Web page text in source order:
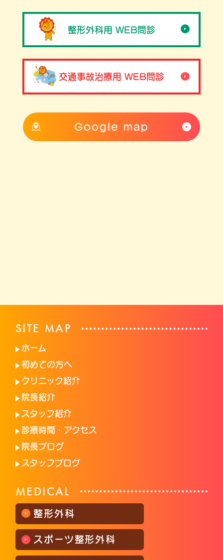
整形外科用 WEB問診
交通事故治療用 WEB問診
Google map
SITE MAP
ホーム
初めての方へ
クリニック紹介
院長紹介
スタッフ紹介
診療時間・アクセス
院長ブログ
スタッフブログ
MEDICAL
整形外科
スポーツ整形外科